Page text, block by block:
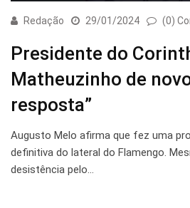
Redação 29/01/2024 (0)
Presidente do
Matheuzinho de
resposta”
Augusto Melo afirma que fez uma
definitiva do lateral do Flamengo.
desistência pelo…